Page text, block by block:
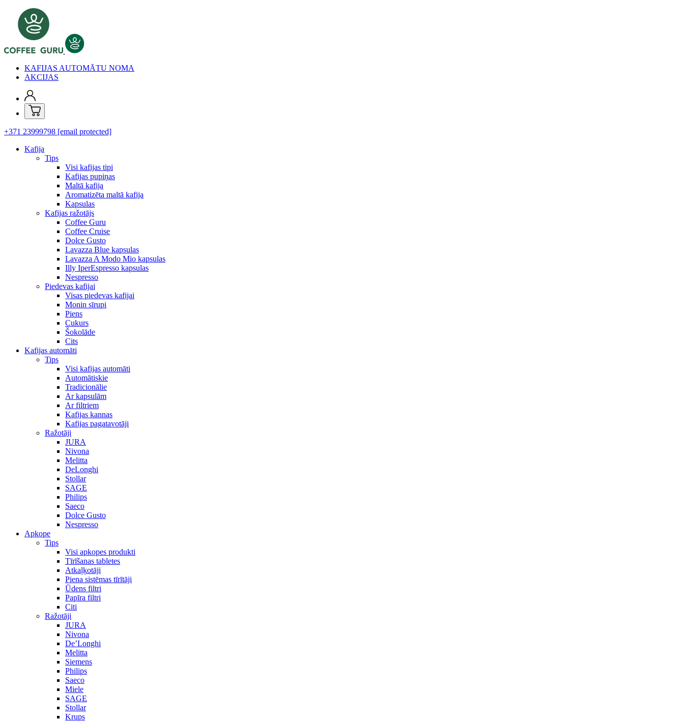
KAFIJAS AUTOMĀTU NOMA
AKCIJAS
+371 23999798 [email protected]
Kafija
Tips
Visi kafijas tipi
Kafijas pupiņas
Maltā kafija
Aromatizēta maltā kafija
Kapsulas
Kafijas ražotājs
Coffee Guru
Coffee Cruise
Dolce Gusto
Lavazza Blue kapsulas
Lavazza A Modo Mio kapsulas
Illy IperEspresso kapsulas
Nespresso
Piedevas kafijai
Visas piedevas kafijai
Monin sīrupi
Piens
Cukurs
Šokolāde
Cits
Kafijas automāti
Tips
Visi kafijas automāti
Automātiskie
Tradicionālie
Ar kapsulām
Ar filtriem
Kafijas kannas
Kafijas pagatavotāji
Ražotāji
JURA
Nivona
Melitta
DeLonghi
Stollar
SAGE
Philips
Saeco
Dolce Gusto
Nespresso
Apkope
Tips
Visi apkopes produkti
Tīrīšanas tabletes
Atkaļķotāji
Piena sistēmas tīrītāji
Ūdens filtri
Papīra filtri
Citi
Ražotāji
JURA
Nivona
De’Longhi
Melitta
Siemens
Philips
Saeco
Miele
SAGE
Stollar
Krups